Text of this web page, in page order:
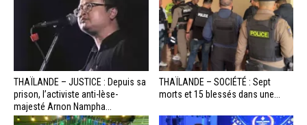
THAÏLANDE – JUSTICE : Depuis sa
prison, l’activiste anti-lèse-
majesté Arnon Nampha...
THAÏLANDE – SOCIÉTÉ : Sept
morts et 15 blessés dans une...